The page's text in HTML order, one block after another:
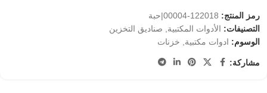
رمز المنتج: 122018-00004|حبة
التصنيفات: الأدوات المكتبية
صناديق التخزين
الوسوم: ادوات مكتبية خزنات
مشاركة: